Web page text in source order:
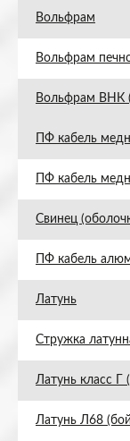
Вольфрам
Вольфрам
Вольфрам ВНК
ПФ кабель
ПФ кабель
Свинец
ПФ кабель
Латунь
Стружка
Латунь класс Г
Латунь Л68